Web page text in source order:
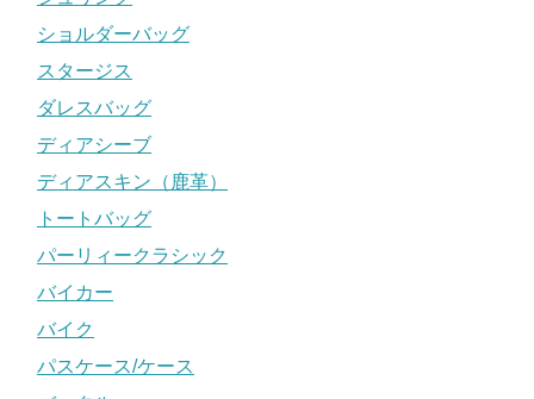
ショルダーバッグ
スタージス
ダレスバッグ
ディアシーブ
ディアスキン（鹿革）
トートバッグ
パーリィークラシック
バイカー
バイク
パスケース/ケース